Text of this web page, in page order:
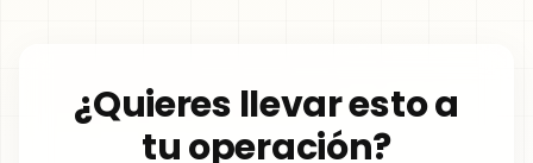
¿Quieres llevar esto a
tu operación?